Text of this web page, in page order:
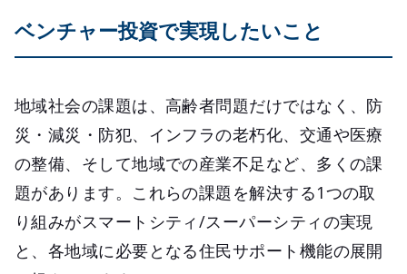
ベンチャー投資で実現したいこと
地域社会の課題は、高齢者問題だけではなく、防
災・減災・防犯、インフラの老朽化、交通や医療
の整備、そして地域での産業不足など、多くの課
題があります。これらの課題を解決する1つの取
り組みがスマートシティ/スーパーシティの実現
と、各地域に必要となる住民サポート機能の展開